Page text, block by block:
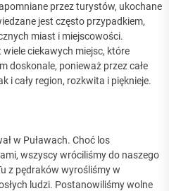
przez turystów, ukochane
jest często przypadkiem,
miast i miejscowości.
wiele ciekawych miejsc, które
doskonale, ponieważ przez całe
i cały region, rozkwita i pięknieje.
w Puławach. Choć los
wszyscy wróciliśmy do naszego
z pędraków wyrośliśmy w
ludzi. Postanowiliśmy wolne